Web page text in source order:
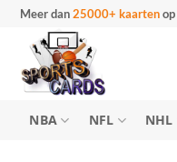
inhoud
Meer dan25000+ kaarten
NBA NFL NHL